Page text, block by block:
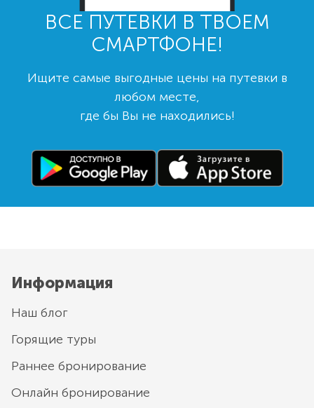
ВСЕ ПУТЕВКИ В ТВОЕМ
СМАРТФОНЕ!
Ищите самые выгодные цены на путевки в
любом месте,
где бы Вы не находились!
Информация
Наш блог
Горящие туры
Раннее бронирование
Онлайн бронирование